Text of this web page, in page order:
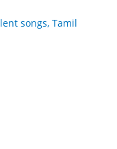
lent songs, Tamil